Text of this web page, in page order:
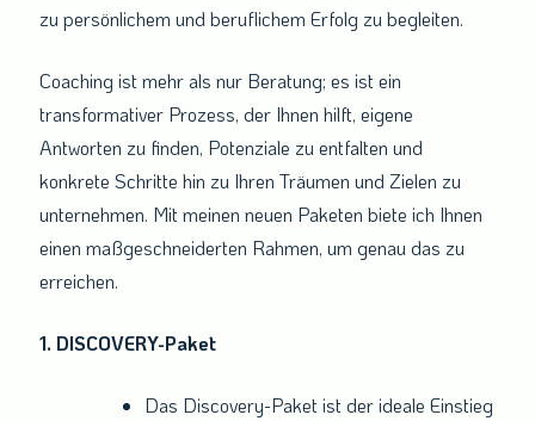
zu persönlichem und beruflichem Erfolg zu begleiten.
Coaching ist mehr als nur Beratung; es ist ein
transformativer Prozess, der Ihnen hilft, eigene
Antworten zu finden, Potenziale zu entfalten und
konkrete Schritte hin zu Ihren Träumen und Zielen zu
unternehmen. Mit meinen neuen Paketen biete ich Ihnen
einen maßgeschneiderten Rahmen, um genau das zu
erreichen.
1. DISCOVERY-Paket
Das Discovery-Paket ist der ideale Einstieg